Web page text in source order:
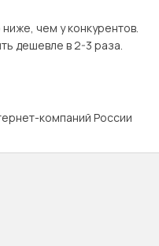
чем у конкурентов.
дешевле в 2-3 раза.
компаний России